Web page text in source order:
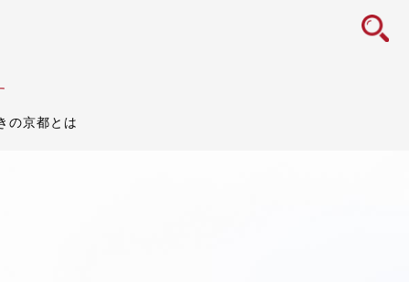
icon
の京都とは